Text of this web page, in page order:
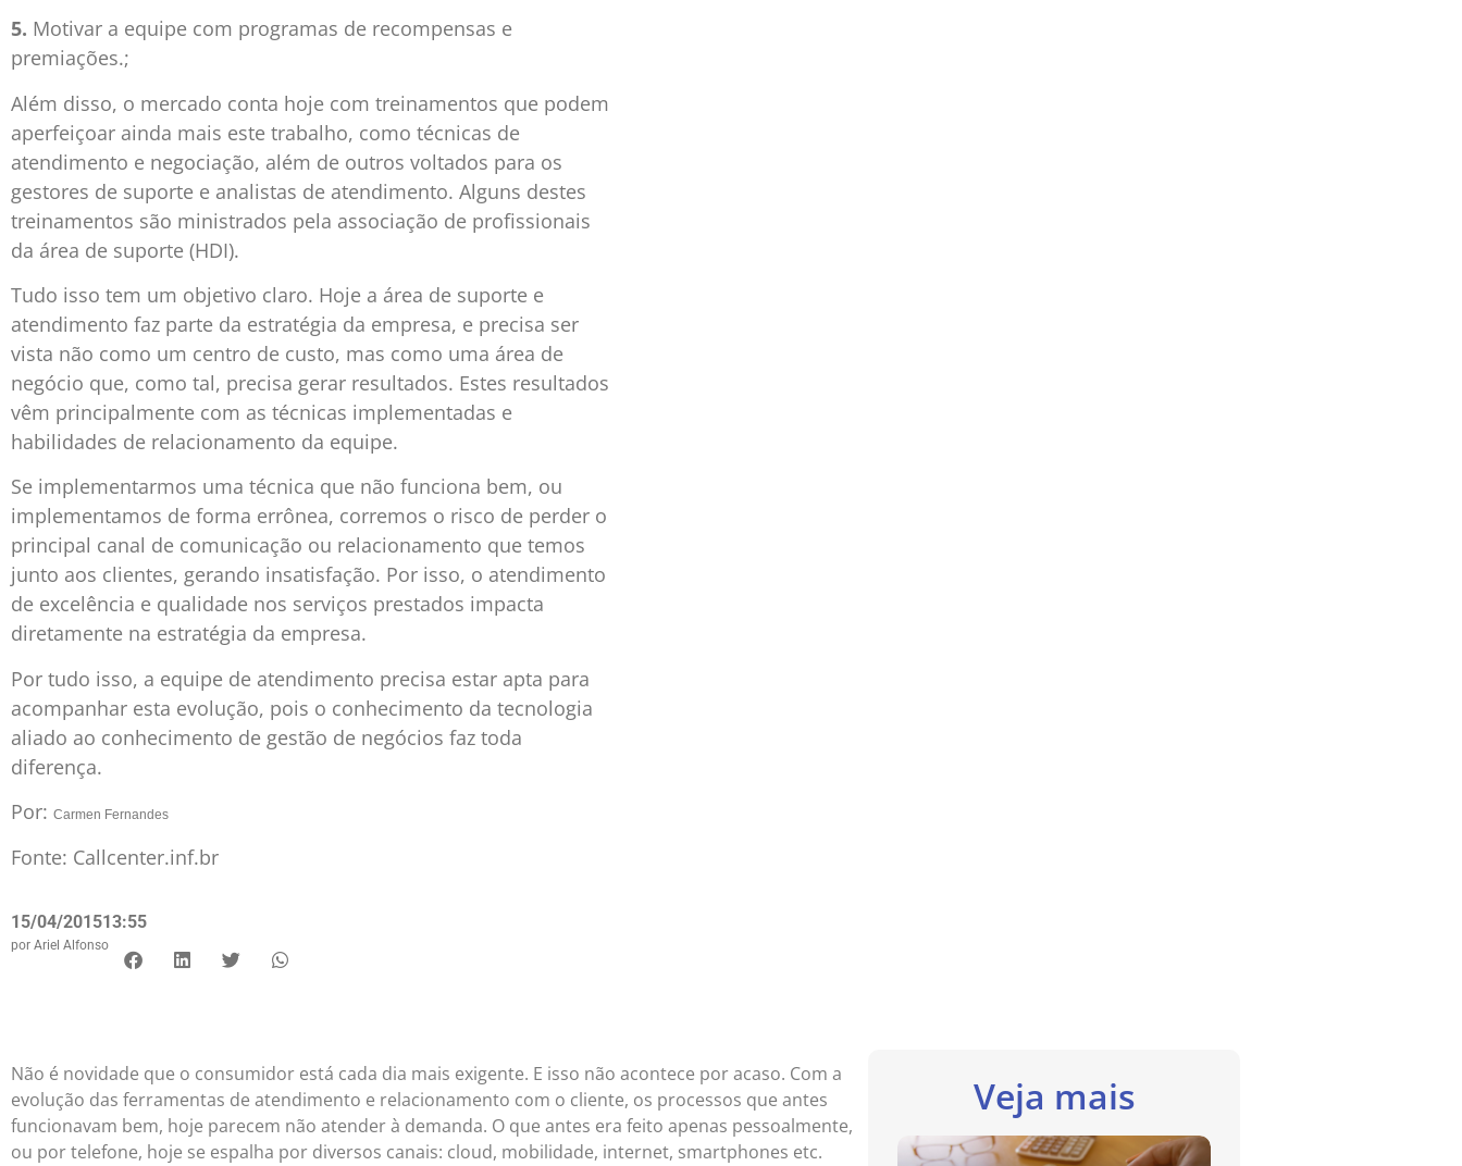
5. Motivar a equipe com programas de recompensas e
premiações.;
Além disso, o mercado conta hoje com treinamentos que podem
aperfeiçoar ainda mais este trabalho, como técnicas de
atendimento e negociação, além de outros voltados para os
gestores de suporte e analistas de atendimento. Alguns destes
treinamentos são ministrados pela associação de profissionais
da área de suporte (HDI).
Tudo isso tem um objetivo claro. Hoje a área de suporte e
atendimento faz parte da estratégia da empresa, e precisa ser
vista não como um centro de custo, mas como uma área de
negócio que, como tal, precisa gerar resultados. Estes resultados
vêm principalmente com as técnicas implementadas e
habilidades de relacionamento da equipe.
Se implementarmos uma técnica que não funciona bem, ou
implementamos de forma errônea, corremos o risco de perder o
principal canal de comunicação ou relacionamento que temos
junto aos clientes, gerando insatisfação. Por isso, o atendimento
de excelência e qualidade nos serviços prestados impacta
diretamente na estratégia da empresa.
Por tudo isso, a equipe de atendimento precisa estar apta para
acompanhar esta evolução, pois o conhecimento da tecnologia
aliado ao conhecimento de gestão de negócios faz toda
diferença.
Por: Carmen Fernandes
Fonte: Callcenter.inf.br
15/04/201513:55
por Ariel Alfonso
Não é novidade que o consumidor está cada dia mais exigente. E isso não acontece por acaso. Com a
evolução das ferramentas de atendimento e relacionamento com o cliente, os processos que antes
funcionavam bem, hoje parecem não atender à demanda. O que antes era feito apenas pessoalmente,
ou por telefone, hoje se espalha por diversos canais: cloud, mobilidade, internet, smartphones etc.
Veja mais